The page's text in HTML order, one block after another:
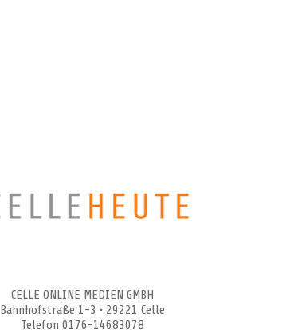
CELLE ONLINE MEDIEN GMBH
Bahnhofstraße 1-3 • 29221 Celle
Telefon 0176-14683078